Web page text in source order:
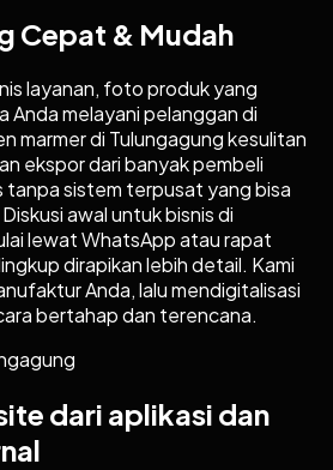
Cepat & Mudah
layanan, foto produk yang
melayani pelanggan di
marmer di Tulungagung kesulitan
ekspor dari banyak pembeli
tanpa sistem terpusat yang bisa
awal untuk bisnis di
lewat WhatsApp atau rapat
dirapikan lebih detail. Kami
Anda, lalu mendigitalisasi
bertahap dan terencana.
dari aplikasi dan